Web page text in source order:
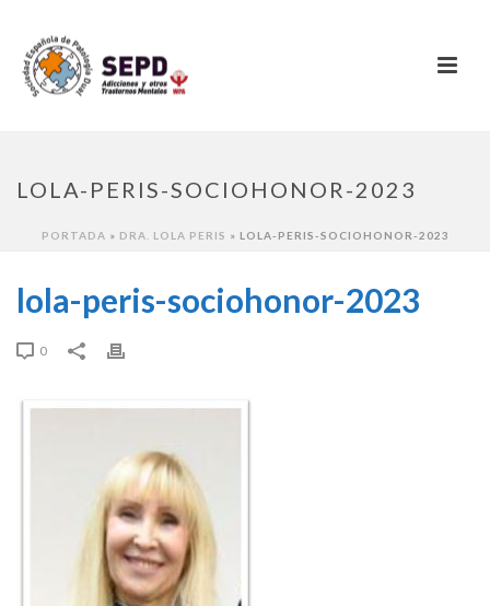
LOLA-PERIS-SOCIOHONOR-2023
PORTADA » DRA. LOLA PERIS » LOLA-PERIS-SOCIOHONOR-2023
lola-peris-sociohonor-2023
0